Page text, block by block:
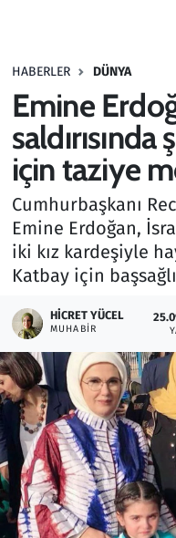
HABERLER DÜNYA
Emine
için taziye
Cumhurbaşkanı
Emine Erdoğan,
iki kız kardeşiyle
Katbay için
HICRET YÜCEL
MUHABIR
Haber
Kültür Sanat
Kurumsal
Lezzet Durağı
Memur ve Kamu
Otomobil
Oyun
Ramazan
Resmi İlanlar
Rüya Tabirleri